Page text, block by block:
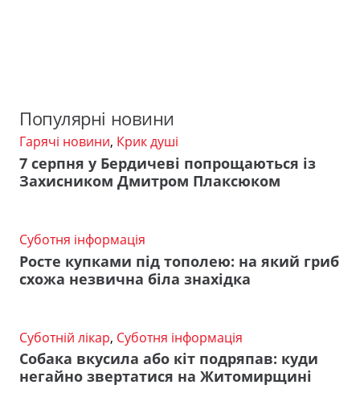
Популярні новини
Гарячі новини, Крик душі
7 серпня у Бердичеві попрощаються із
Захисником Дмитром Плаксюком
Суботня інформація
Росте купками під тополею: на який гриб
схожа незвична біла знахідка
Суботній лікар, Суботня інформація
Собака вкусила або кіт подряпав: куди
негайно звертатися на Житомирщині